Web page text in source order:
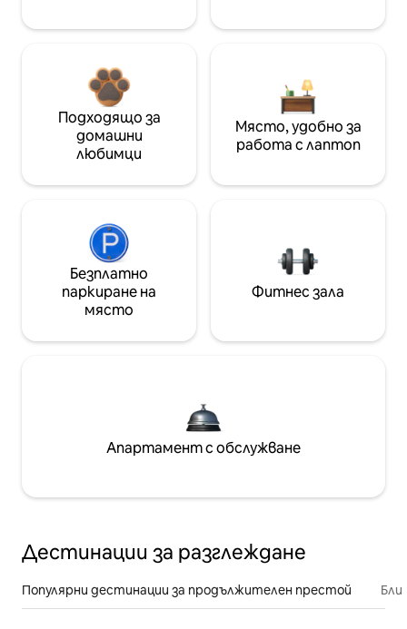
Подходящо за
домашни
любимци
Място, удобно за
работа с лаптоп
Безплатно
паркиране на
място
Фитнес зала
Апартамент с обслужване
Дестинации за разглеждане
Популярни дестинации за продължителен престой